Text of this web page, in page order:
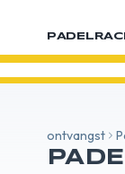
ontvangst